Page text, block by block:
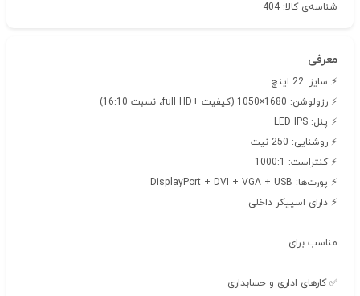
شناسه‌ی کالا: 404
معرفی
⚡ سایز: 22 اینچ
⚡ رزولوشن: 1680×1050 (کیفیت +full HD، نسبت 16:10)
⚡ پنل: LED IPS
⚡ روشنایی: 250 نیت
⚡ کنتراست: 1000:1
⚡ پورت‌ها: DisplayPort + DVI + VGA + USB
⚡ دارای اسپیکر داخلی
مناسب برای:
✅ کارهای اداری و حسابداری